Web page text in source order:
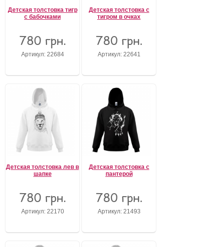
Детская толстовка тигр
с бабочками
780 грн.
Артикул: 22684
Детская толстовка с
тигром в очках
780 грн.
Артикул: 22641
Детская толстовка лев в
шапке
780 грн.
Артикул: 22170
Детская толстовка с
пантерой
780 грн.
Артикул: 21493